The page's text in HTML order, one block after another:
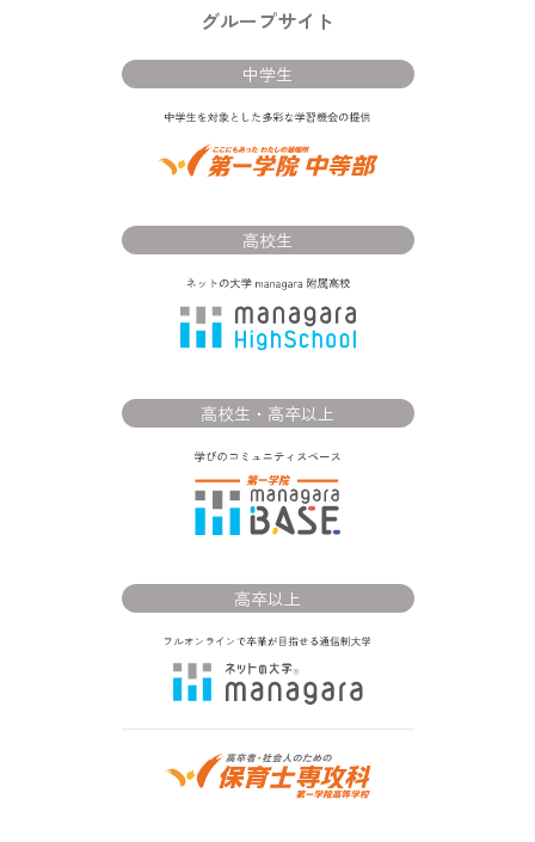
グループサイト
中学生
高校生
高校生・高卒以上
高卒以上